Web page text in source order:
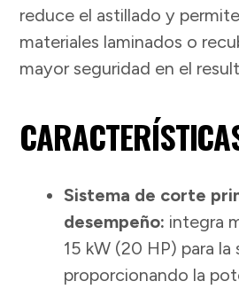
reduce el astillado y
materiales laminados o
mayor seguridad en el
Sistema de corte
desempeño: integra
15 kW (20 HP) para la
proporcionando la